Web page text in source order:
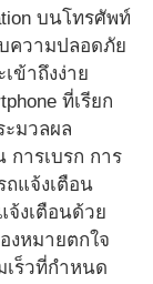
บนโทรศัพท์
บความปลอดภัย
ข้าถึงง่าย
ที่เรียก
ะมวลผล
ารเบรก การ
ถแจ้งเตือน
งเตือนด้วย
งหมายตกใจ
เร็วที่กำหนด